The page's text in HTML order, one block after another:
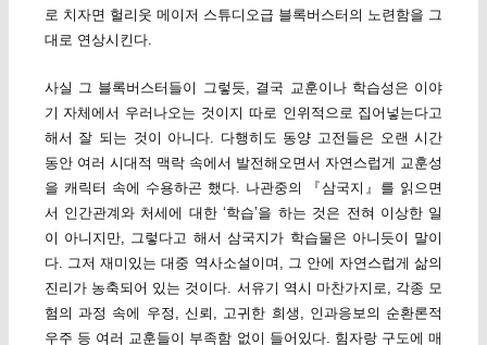
로 치자면 헐리웃 메이저 스튜디오급 블록버스터의 노련함을 그
대로 연상시킨다.
사실 그 블록버스터들이 그렇듯, 결국 교훈이나 학습성은 이야
기 자체에서 우러나오는 것이지 따로 인위적으로 집어넣는다고
해서 잘 되는 것이 아니다. 다행히도 동양 고전들은 오랜 시간
동안 여러 시대적 맥락 속에서 발전해오면서 자연스럽게 교훈성
을 캐릭터 속에 수용하곤 했다. 나관중의 『삼국지』를 읽으면
서 인간관계와 처세에 대한 ‘학습’을 하는 것은 전혀 이상한 일
이 아니지만, 그렇다고 해서 삼국지가 학습물은 아니듯이 말이
다. 그저 재미있는 대중 역사소설이며, 그 안에 자연스럽게 삶의
진리가 농축되어 있는 것이다. 서유기 역시 마찬가지로, 각종 모
험의 과정 속에 우정, 신뢰, 고귀한 희생, 인과응보의 순환론적
우주 등 여러 교훈들이 부족함 없이 들어있다. 힘자랑 구도에 매